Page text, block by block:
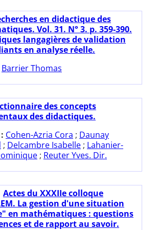
en didactique des
Vol. 31. N° 3. p. 359-390.
langagières de validation
en analyse réelle.
Barrier Thomas
des concepts
des didactiques.
Cohen-Azria Cora ; Daunay
; Delcambre Isabelle ; Lahanier-
; Reuter Yves. Dir.
Actes du XXXIIe colloque
La gestion d'une situation
en mathématiques : questions
et de rapport au savoir.